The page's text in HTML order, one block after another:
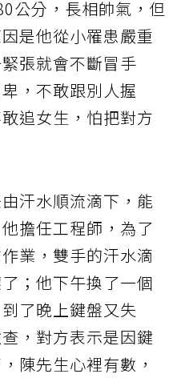
公分，長相帥氣，但
是他從小罹患嚴重
張就會不斷冒手
，不敢跟別人握
追女生，怕把對方
汗水順流滴下，能
擔任工程師，為了
業，雙手的汗水滴
；他下午換了一個
了晚上鍵盤又失
，對方表示是因鍵
陳先生心裡有數，